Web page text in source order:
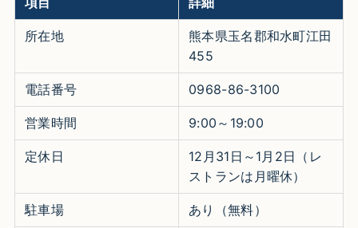
所在地
熊本県玉名郡和水町江田
455
電話番号 0968-86-3100
営業時間 9:00～19:00
定休日
12月31日～1月2日（レ
ストランは月曜休）
駐車場 あり（無料）